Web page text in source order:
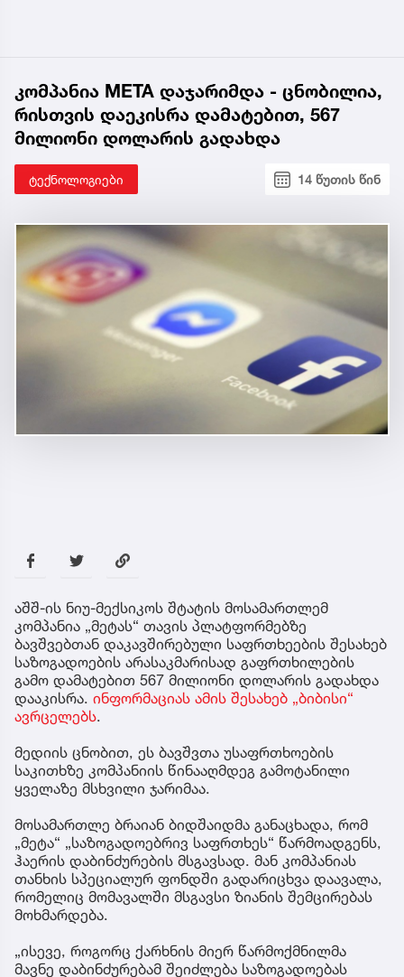
კომპანია META დაჯარიმდა - ცნობილია,
რისთვის დაეკისრა დამატებით, 567
მილიონი დოლარის გადახდა
ტექნოლოგიები 14 წუთის წინ
აშშ-ის ნიუ-მექსიკოს შტატის მოსამართლემ
კომპანია „მეტას“ თავის პლატფორმებზე
ბავშვებთან დაკავშირებული საფრთხეების შესახებ
საზოგადოების არასაკმარისად გაფრთხილების
გამო დამატებით 567 მილიონი დოლარის გადახდა
დააკისრა. ინფორმაციას ამის შესახებ „ბიბისი“
ავრცელებს.
მედიის ცნობით, ეს ბავშვთა უსაფრთხოების
საკითხზე კომპანიის წინააღმდეგ გამოტანილი
ყველაზე მსხვილი ჯარიმაა.
მოსამართლე ბრაიან ბიდშაიდმა განაცხადა, რომ
„მეტა“ „საზოგადოებრივ საფრთხეს“ წარმოადგენს,
ჰაერის დაბინძურების მსგავსად. მან კომპანიას
თანხის სპეციალურ ფონდში გადარიცხვა დაავალა,
რომელიც მომავალში მსგავსი ზიანის შემცირებას
მოხმარდება.
„ისევე, როგორც ქარხნის მიერ წარმოქმნილმა
მავნე დაბინძურებამ შეიძლება საზოგადოებას